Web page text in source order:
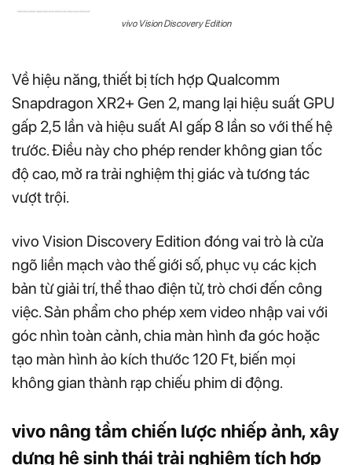
vivo Vision Discovery Edition
Về hiệu năng, thiết bị tích hợp Qualcomm
Snapdragon XR2+ Gen 2, mang lại hiệu suất GPU
gấp 2,5 lần và hiệu suất AI gấp 8 lần so với thế hệ
trước. Điều này cho phép render không gian tốc
độ cao, mở ra trải nghiệm thị giác và tương tác
vượt trội.
vivo Vision Discovery Edition đóng vai trò là cửa
ngõ liền mạch vào thế giới số, phục vụ các kịch
bản từ giải trí, thể thao điện tử, trò chơi đến công
việc. Sản phẩm cho phép xem video nhập vai với
góc nhìn toàn cảnh, chia màn hình đa góc hoặc
tạo màn hình ảo kích thước 120 Ft, biến mọi
không gian thành rạp chiếu phim di động.
vivo nâng tầm chiến lược nhiếp ảnh, xây
dựng hệ sinh thái trải nghiệm tích hợp